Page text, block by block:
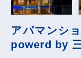
アパマンシ
powerd by